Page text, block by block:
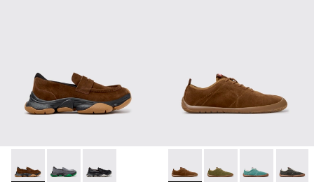
Karst 2 - K101142-003 - 男裝啡色麂皮莫卡辛鞋。
Karst 2 - K101142-002
Karst 2 - K101142-001Peu Path+ - K101118-005 -
Peu Path+ -Peu Path+ -
Peu